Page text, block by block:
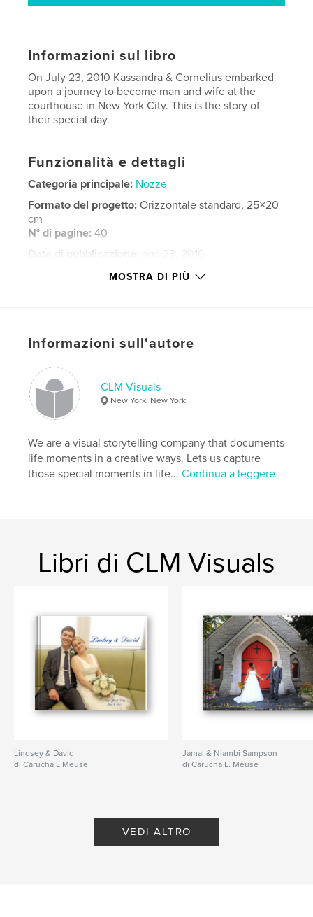
Informazioni sul libro
On July 23, 2010 Kassandra & Cornelius embarked
upon a journey to become man and wife at the
courthouse in New York City. This is the story of
their special day.
Funzionalità e dettagli
Categoria principale: Nozze
Formato del progetto:Orizzontale standard, 25×20
cm
N° di pagine:40
Data di pubblicazione:
ago 23, 2010
clmvisuals weddings
MOSTRA DI PIÙ
Informazioni sull'autore
CLM Visuals
New York, New York
We are a visual storytelling company that documents
life moments in a creative ways. Lets us capture
those special moments in life...Continua a leggere
Libri di CLM Visuals
Lindsey & David
di Carucha L Meuse
Jamal & Niambi Sampson
di Carucha L. Meuse
VEDI ALTRO